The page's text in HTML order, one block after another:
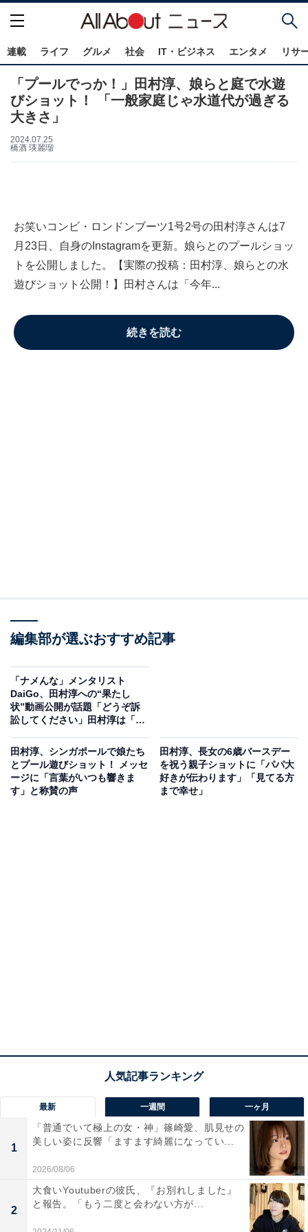
連載 ライフ グルメ 社会 IT・ビジネス エンタメ リサ
「プールでっか！」田村淳、娘らと庭で水遊
びショット！ 「一般家庭じゃ水道代が過ぎる
大きさ」
2024.07.25
橋酒 瑛麗瑠
お笑いコンビ・ロンドンブーツ1号2号の田村淳さんは7
月23日、自身のInstagramを更新。娘らとのプールショッ
トを公開しました。【実際の投稿：田村淳、娘らとの水
遊びショット公開！】田村さんは「今年...
続きを読む
編集部が選ぶおすすめ記事
「ナメんな」メンタリスト
DaiGo、田村淳への“果たし
状”動画公開が話題「どうぞ訴
訟してください」田村淳は「こ
田村淳、シンガポールで娘たち
とプール遊びショット！ メッセ
ージに「言葉がいつも響きま
す」と称賛の声
田村淳、長女の6歳バースデー
を祝う親子ショットに「パパ大
好きが伝わります」「見てる方
まで幸せ」
最新 一週間 一ヶ月
1
「普通でいて極上の女・神」篠崎愛、肌見せの
美しい姿に反響「ますます綺麗になってい...
2026/08/06
2
大食いYoutuberの彼氏、『お別れしました』
と報告。「もう二度と会わない方が...